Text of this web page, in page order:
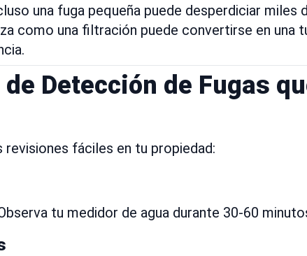
una fuga pequeña puede desperdiciar miles
como una filtración puede convertirse en una
Detección de Fugas
fáciles en tu propiedad:
tu medidor de agua durante 30-60